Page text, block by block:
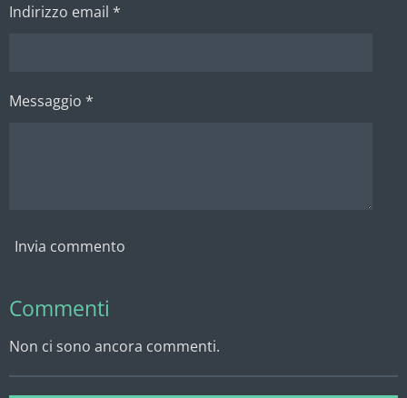
Indirizzo email *
Messaggio *
Invia commento
Commenti
Non ci sono ancora commenti.